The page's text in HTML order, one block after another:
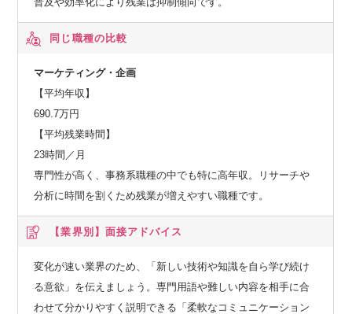
同じ職種の比較
マーケティング・企画
【平均年収】
690.7万円
【平均残業時間】
23時間／月
専門性が高く、事務系職種の中でも特に高年収。リサーチや
分析に時間を割くため残業が増えやすい職種です。
【業界別】 面接アドバイス
変化が速い業界のため、「新しい技術や知識を自ら学び続け
る意欲」を伝えましょう。専門用語や難しい内容を相手に合
わせて分かりやすく説明できる「柔軟なコミュニケーション